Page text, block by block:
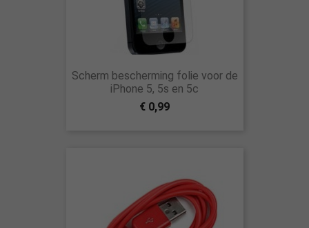
Scherm bescherming folie voor de
iPhone 5, 5s en 5c
€ 0,99